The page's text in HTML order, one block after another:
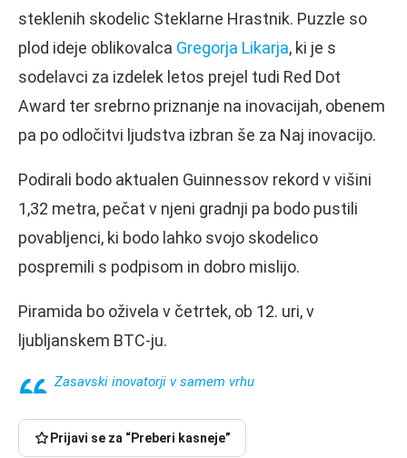
steklenih skodelic Steklarne Hrastnik. Puzzle so
plod ideje oblikovalca Gregorja Likarja, ki je s
sodelavci za izdelek letos prejel tudi Red Dot
Award ter srebrno priznanje na inovacijah, obenem
pa po odločitvi ljudstva izbran še za Naj inovacijo.
Podirali bodo aktualen Guinnessov rekord v višini
1,32 metra, pečat v njeni gradnji pa bodo pustili
povabljenci, ki bodo lahko svojo skodelico
pospremili s podpisom in dobro mislijo.
Piramida bo oživela v četrtek, ob 12. uri, v
ljubljanskem BTC-ju.
Zasavski inovatorji v samem vrhu
Prijavi se za “Preberi kasneje”